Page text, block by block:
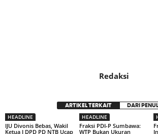
Redaksi
ARTIKEL TERKAIT DARI
HEADLINE
IJU Divonis Bebas, Wakil
Ketua I DPD PD NTB Ucap
HEADLINE
Fraksi PDI-P Sumbawa:
WTP Bukan Ukuran